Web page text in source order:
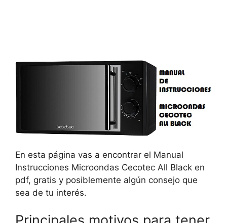
En esta página vas a encontrar el Manual
Instrucciones Microondas Cecotec All Black en
pdf, gratis y posiblemente algún consejo que
sea de tu interés.